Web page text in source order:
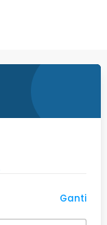
Ganti